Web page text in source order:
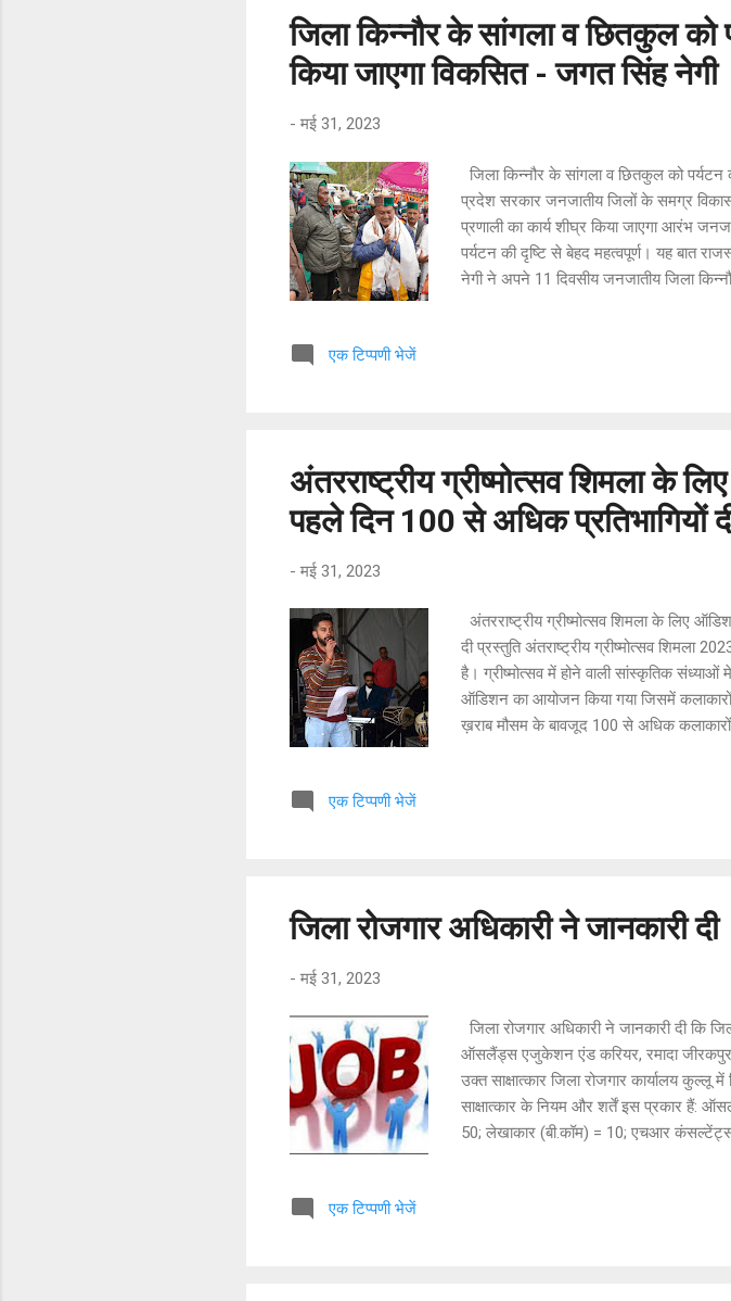
उन करदाताओं से क...
जिला किन्नौर के सांगला व छितकुल को
किया जाएगा विकसित - जगत सिंह नेगी
- मई 31, 2023
जिला किन्नौर के सांगला व छितकुल को पर्यटन
प्रदेश सरकार जनजातीय जिलों के समग्र
प्रणाली का कार्य शीघ्र किया जाएगा आरंभ
पर्यटन की दृष्टि से बेहद महत्वपूर्ण। यह बात
नेगी ने अपने 11 दिवसीय जनजातीय जिला
पारम्परिक रीति-रिवाज, वेश-भूषा व नैसंगिक
एक टिप्पणी भेजें
अंतरराष्ट्रीय ग्रीष्मोत्सव शिमला के
पहले दिन 100 से अधिक प्रतिभागियों
- मई 31, 2023
अंतरराष्ट्रीय ग्रीष्मोत्सव शिमला के लिए
दी प्रस्तुति अंतराष्ट्रीय ग्रीष्मोत्सव शिमला
है। ग्रीष्मोत्सव में होने वाली सांस्कृतिक
ऑडिशन का आयोजन किया गया जिसमें
ख़राब मौसम के बावजूद 100 से अधिक
अनिल हार्टा ने बताया कि ऑडिशन 3 जून तक
रहे। प्रथम सांस्कृतिक संध्या का र...
एक टिप्पणी भेजें
जिला रोजगार अधिकारी ने जानकारी दी
- मई 31, 2023
जिला रोजगार अधिकारी ने जानकारी दी कि
ऑसलैंड्स एजुकेशन एंड करियर, रमादा जीरकपुर,
उक्त साक्षात्कार जिला रोजगार कार्यालय कुल्लू
साक्षात्कार के नियम और शर्तें इस प्रकार हैं:
50; लेखाकार (बी.कॉम) = 10; एचआर
यूनिवर्सिटी वीपीओ घोलुमाजरा, डेरा बस्सी
एक टिप्पणी भेजें